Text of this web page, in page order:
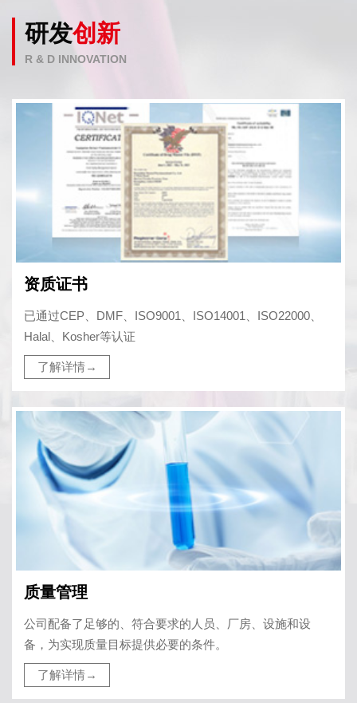
研发创新
R & D INNOVATION
资质证书
已通过CEP、DMF、ISO9001、ISO14001、ISO22000、
Halal、Kosher等认证
了解详情→
质量管理
公司配备了足够的、符合要求的人员、厂房、设施和设
备，为实现质量目标提供必要的条件。
了解详情→